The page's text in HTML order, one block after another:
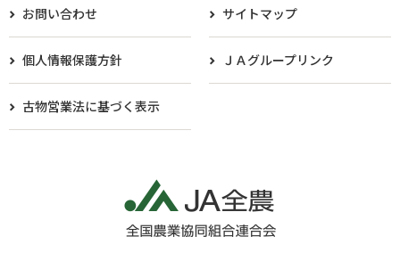
お問い合わせ サイトマップ
個人情報保護方針 ＪＡグループリンク
古物営業法に基づく表示